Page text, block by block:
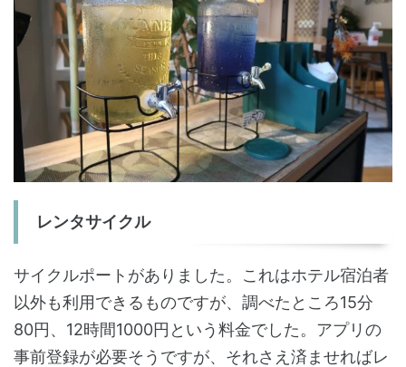
レンタサイクル
サイクルポートがありました。これはホテル宿泊者
以外も利用できるものですが、調べたところ15分
80円、12時間1000円という料金でした。アプリの
事前登録が必要そうですが、それさえ済ませればレ